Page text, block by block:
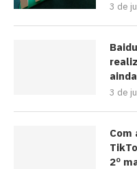
3 de
3 de
Com
2º